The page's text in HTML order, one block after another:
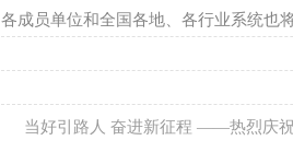
各成员单位和全国各地、各行业系统也
当好引路人 奋进新征程 ——热烈庆